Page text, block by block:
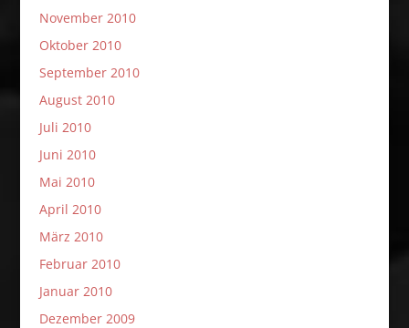
November 2010
Oktober 2010
September 2010
August 2010
Juli 2010
Juni 2010
Mai 2010
April 2010
März 2010
Februar 2010
Januar 2010
Dezember 2009